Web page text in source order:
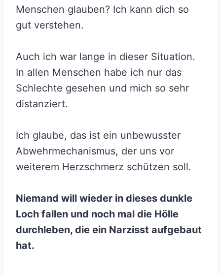
Menschen glauben? Ich kann dich so
gut verstehen.
Auch ich war lange in dieser Situation.
In allen Menschen habe ich nur das
Schlechte gesehen und mich so sehr
distanziert.
Ich glaube, das ist ein unbewusster
Abwehrmechanismus, der uns vor
weiterem Herzschmerz schützen soll.
Niemand will wieder in dieses dunkle
Loch fallen und noch mal die Hölle
durchleben, die ein Narzisst aufgebaut
hat.